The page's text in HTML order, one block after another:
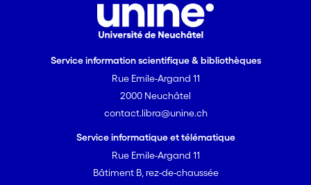
Service information scientifique & bibliothèques
Rue Emile-Argand 11
2000 Neuchâtel
contact.libra@unine.ch
Service informatique et télématique
Rue Emile-Argand 11
Bâtiment B, rez-de-chaussée